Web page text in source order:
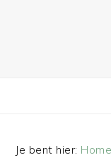
Je bent hier: Home